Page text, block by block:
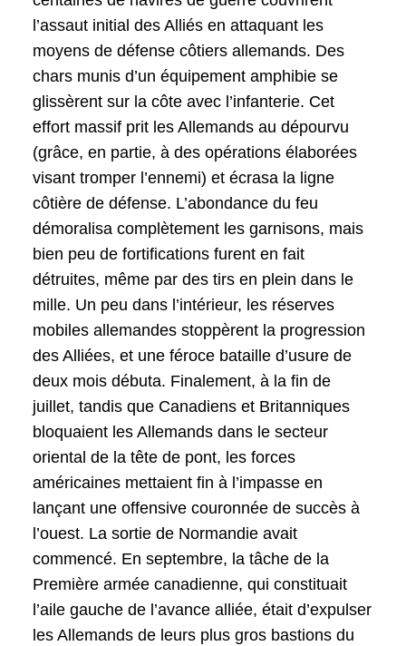
l’assaut initial des Alliés en attaquant les
moyens de défense côtiers allemands. Des
chars munis d’un équipement amphibie se
glissèrent sur la côte avec l’infanterie. Cet
effort massif prit les Allemands au dépourvu
(grâce, en partie, à des opérations élaborées
visant tromper l’ennemi) et écrasa la ligne
côtière de défense. L’abondance du feu
démoralisa complètement les garnisons, mais
bien peu de fortifications furent en fait
détruites, même par des tirs en plein dans le
mille. Un peu dans l’intérieur, les réserves
mobiles allemandes stoppèrent la progression
des Alliées, et une féroce bataille d’usure de
deux mois débuta. Finalement, à la fin de
juillet, tandis que Canadiens et Britanniques
bloquaient les Allemands dans le secteur
oriental de la tête de pont, les forces
américaines mettaient fin à l’impasse en
lançant une offensive couronnée de succès à
l’ouest. La sortie de Normandie avait
commencé. En septembre, la tâche de la
Première armée canadienne, qui constituait
l’aile gauche de l’avance alliée, était d’expulser
les Allemands de leurs plus gros bastions du